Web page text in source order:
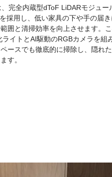
完全内蔵型dToF LiDARモジュー
採用し、低い家具の下や手の届
囲と清掃効率を向上させます。
イトとAI駆動のRGBカメラを組
ースでも徹底的に掃除し、隠れ
す。